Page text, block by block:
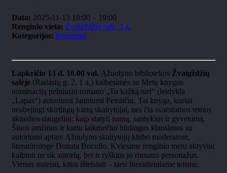
Data: 2025-11-13 18:00 – 19:00
Renginio vieta: Žvaigždžių salė, 1 a.
Kategorijos: Renginiai
Lapkričio 13 d. 18.00 val. Ąžuolyno bibliotekos Žvaigždžių
salėje (Radastų g. 2, 1 a.) kalbėsimės su Metų knygos
nominaciją pelniusio romano „Tu kažką turi“ (leidykla
„Lapas“) autoriumi Jauniumi Petraičiu. Tai knyga, kuriai
neabejingi skirtingų kartų skaitytojai, nes čia svarstomos temos
aktualios daugeliui: kaip statyti namą, santykius ir gyvenimą.
Šiuos amžinus ir kartu laikmečiui būdingus klausimus su
autoriumi aptars Ąžuolyno skaitytojų klubo moderatorė,
literatūrologė Donata Bocullo. Kviesime renginio metu aktyviai
kalbinti ne tik autorių, bet ir ryškius jo romano personažus.
Vienus nuteisti, kitus išteisinti – tarsi literatūriniame teisme.